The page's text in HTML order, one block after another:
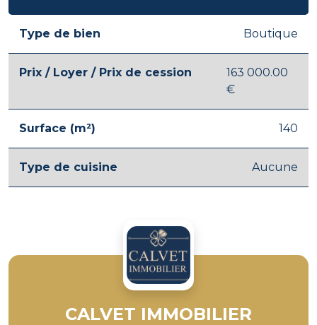
Type de bien Boutique
Prix / Loyer / Prix de cession
163 000.00
€
Surface (m²) 140
Type de cuisine Aucune
CALVET IMMOBILIER